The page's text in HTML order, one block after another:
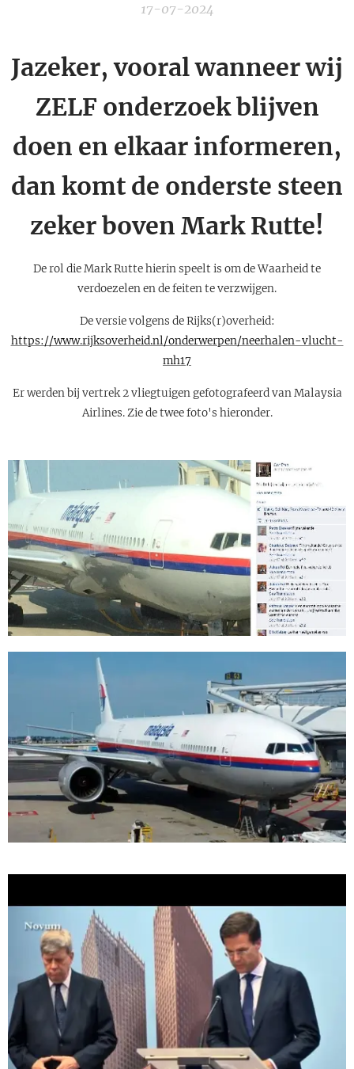
17-07-2024
Jazeker, vooral wanneer wij
ZELF onderzoek blijven
doen en elkaar informeren,
dan komt de onderste steen
zeker boven Mark Rutte!
De rol die Mark Rutte hierin speelt is om de Waarheid te
verdoezelen en de feiten te verzwijgen.
De versie volgens de Rijks(r)overheid:
https://www.rijksoverheid.nl/onderwerpen/neerhalen-vlucht-
mh17
Er werden bij vertrek 2 vliegtuigen gefotografeerd van Malaysia
Airlines. Zie de twee foto's hieronder.